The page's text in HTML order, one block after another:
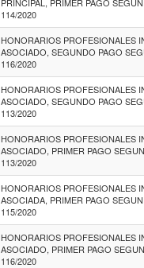
114/2020
HONORARIOS PROFESIONALES
ASOCIADO, SEGUNDO PAGO
116/2020
HONORARIOS PROFESIONALES
ASOCIADO, SEGUNDO PAGO
113/2020
HONORARIOS PROFESIONALES
ASOCIADO, PRIMER PAGO
113/2020
HONORARIOS PROFESIONALES
ASOCIADA, PRIMER PAGO
115/2020
HONORARIOS PROFESIONALES
ASOCIADO, PRIMER PAGO
116/2020